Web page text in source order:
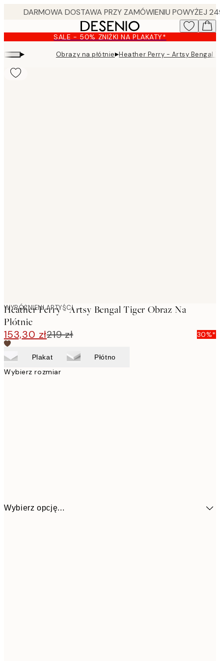
content.
SALE - 50% ZNIŻKI NA PLAKATY*
▸ Obrazy na płótnie▸Heather Perry - Artsy Bengal
WYRÓŻNIENI ARTYŚCI
Heather Perry - Artsy Bengal Tiger Obraz Na
Płótnie
153,30 zł219 zł 30%*
Plakat Płótno
Wybierz rozmiar
Wybierz opcję...